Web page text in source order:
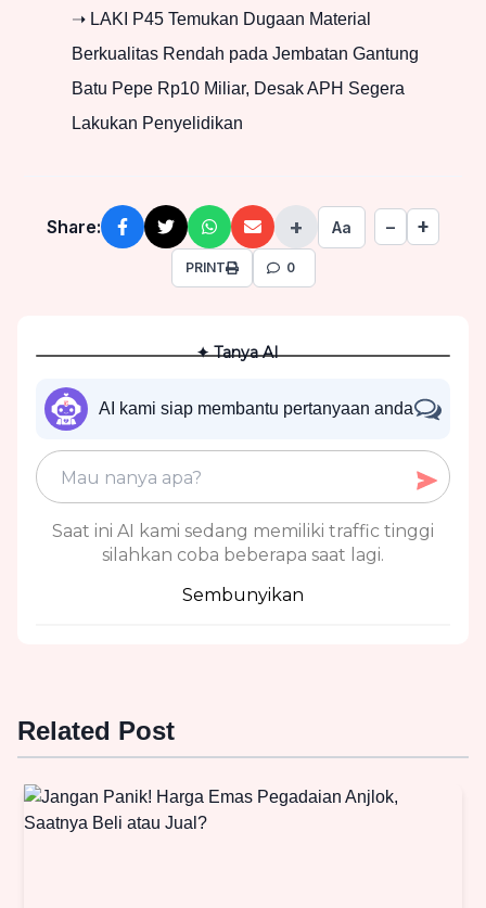
➝ LAKI P45 Temukan Dugaan Material
Berkualitas Rendah pada Jembatan Gantung
Batu Pepe Rp10 Miliar, Desak APH Segera
Lakukan Penyelidikan
Share: + Aa − +
PRINT 0
✦ Tanya AI
AI kami siap membantu pertanyaan anda
Saat ini AI kami sedang memiliki traffic tinggi
silahkan coba beberapa saat lagi.
Sembunyikan
Related Post